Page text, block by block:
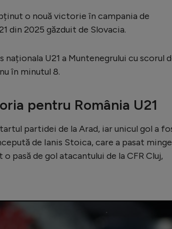
o nouă victorie în campania de
din 2025 găzduit de Slovacia.
U21 a Muntenegrului cu scorul
în minutul 8.
pentru România U21
partidei de la Arad, iar unicul gol a
de Ianis Stoica, care a pasat
pasă de gol atacantului de la CFR Cluj,